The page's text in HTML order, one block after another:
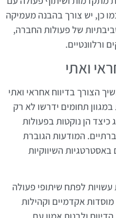
כן, יש צורך בהבנה מעמיקה
של פעולות החברה,
ורלוונטיים.
ואתי
הצורך בדיווח אחראי ואתי
תחומים ידרשו לא רק
הן נוקטות בפעולות
המודעות הגוברת
באסטרטגיות השיווקיות
לפתח שיתופי פעולה
אקדמיים וקהילות